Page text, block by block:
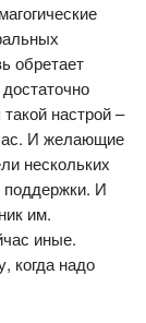
обретает
настрой –
И желающие
нескольких
поддержки. И
им.
иные.
когда надо